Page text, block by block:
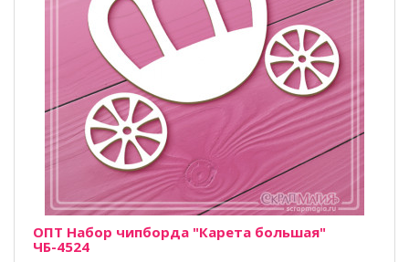
ОПТ Набор чипборда "Карета большая"
ЧБ-4524